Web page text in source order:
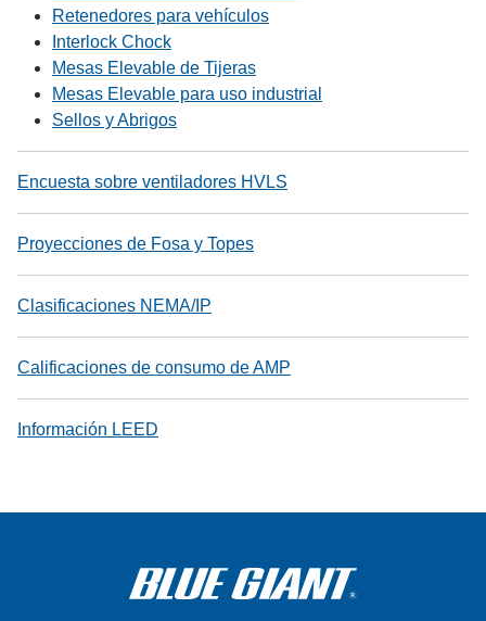
Retenedores para vehículos
Interlock Chock
Mesas Elevable de Tijeras
Mesas Elevable para uso industrial
Sellos y Abrigos
Encuesta sobre ventiladores HVLS
Proyecciones de Fosa y Topes
Clasificaciones NEMA/IP
Calificaciones de consumo de AMP
Información LEED